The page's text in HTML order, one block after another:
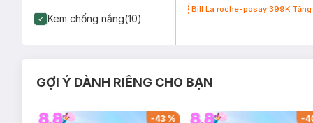
Kem chống nắng(10)
Bill La roche-posay 399K Tặng
GỢI Ý DÀNH RIÊNG CHO BẠN
-43% -